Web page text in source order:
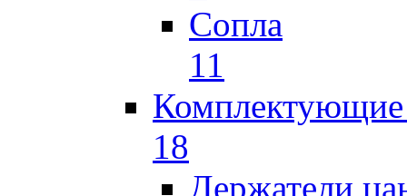
Сопла
11
18
Держатели